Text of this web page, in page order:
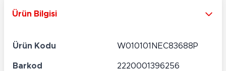
Ürün Bilgisi
Ürün Kodu W010101NEC83688P
Barkod 2220001396256